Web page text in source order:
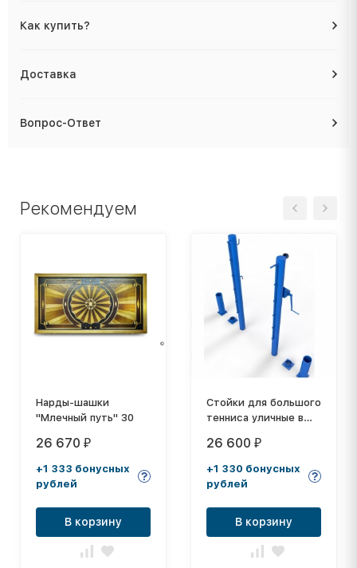
Как купить?
Доставка
Вопрос-Ответ
Рекомендуем
Нарды-шашки
"Млечный путь" 30
26 670 ₽
+1 333 бонусных
рублей
В корзину
Стойки для большого
тенниса уличные в
26 600 ₽
+1 330 бонусных
рублей
В корзину